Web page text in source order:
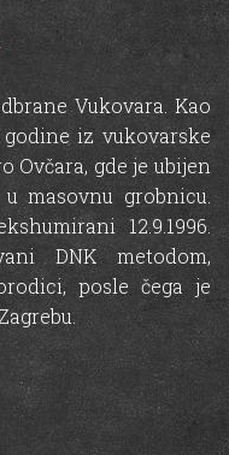
Vukovara. Kao
godine iz vukovarske
gde je ubijen
masovnu grobnicu.
12.9.1996.
DNK metodom,
posle čega je